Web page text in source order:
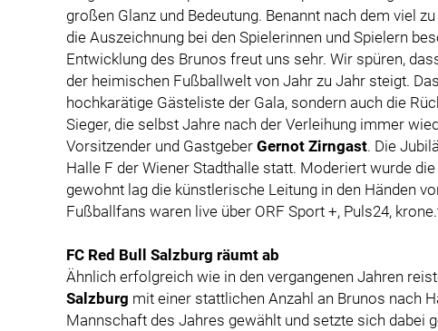
großen Glanz und Bedeutung. Benannt nach dem viel
die Auszeichnung bei den Spielerinnen und Spielern
Entwicklung des Brunos freut uns sehr. Wir spüren,
der heimischen Fußballwelt von Jahr zu Jahr steigt.
hochkarätige Gästeliste der Gala, sondern auch die
Sieger, die selbst Jahre nach der Verleihung immer
Vorsitzender und Gastgeber Gernot Zirngast. Die
Halle F der Wiener Stadthalle statt. Moderiert wurde die
gewohnt lag die künstlerische Leitung in den Händen
Fußballfans waren live über ORF Sport +, Puls24,
FC Red Bull Salzburg räumt ab
Ähnlich erfolgreich wie in den vergangenen Jahren
Salzburg mit einer stattlichen Anzahl an Brunos nach
Mannschaft des Jahres gewählt und setzte sich dabei